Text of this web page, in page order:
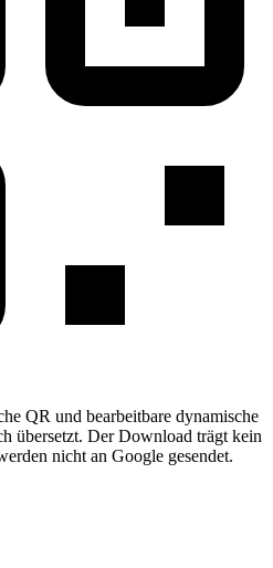
QR und bearbeitbare dynamische
übersetzt. Der Download trägt kein
nicht an Google gesendet.